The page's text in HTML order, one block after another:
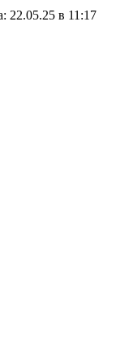
22.05.25 в 11:17